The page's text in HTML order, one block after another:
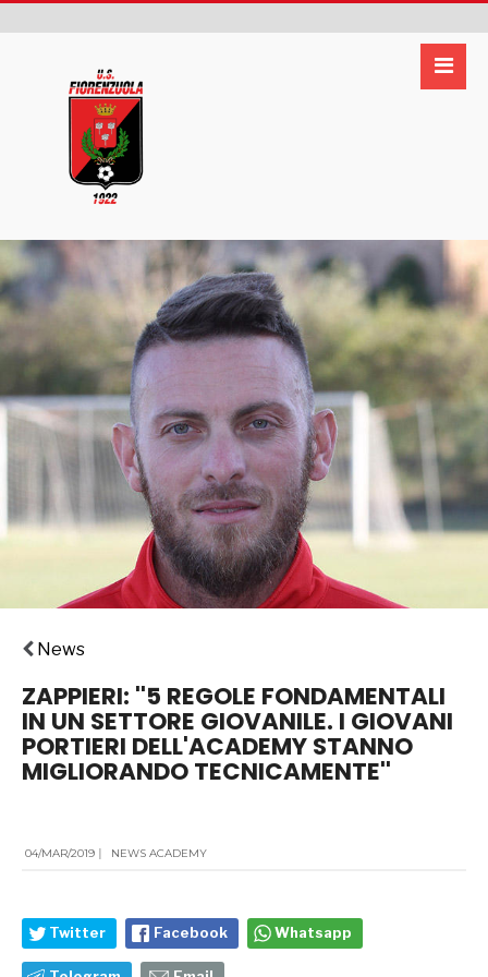
News
ZAPPIERI: ''5 REGOLE FONDAMENTALI
IN UN SETTORE GIOVANILE. I GIOVANI
PORTIERI DELL'ACADEMY STANNO
MIGLIORANDO TECNICAMENTE''
04/MAR/2019 | NEWS ACADEMY
Twitter Facebook Whatsapp